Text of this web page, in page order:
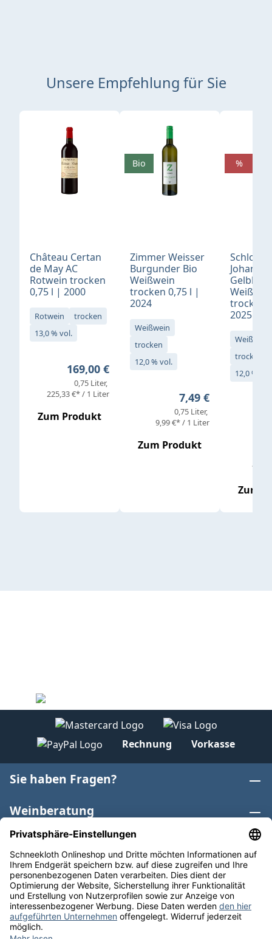
Unsere Empfehlung für Sie
Produktgalerie überspringen
Château Certan
de May AC
Rotwein trocken
0,75 l | 2000
Rotwein
trocken
13,0 % vol.
Regulärer Preis:
169,00 €
0,75 Liter
225,33 €* / 1 Liter
Zum Produkt
Zimmer Weisser
Burgunder Bio
Weißwein
trocken 0,75 l |
2024
Weißwein
trocken
12,0 % vol.
Regulärer Preis:
7,49 €
0,75 Liter
9,99 €* / 1 Liter
Zum Produkt
Bio
Schloß
Gelblack
trocken
2025
Weißwein
trocken
12,0 % vol.
Zum
%
Rechnung Vorkasse
Sie haben Fragen?
Weinberatung
Informationen
Weinkategorien
Internationaler Wein